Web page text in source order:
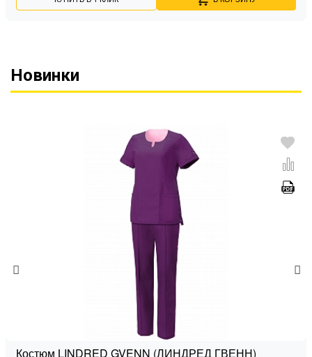
Новинки
Костюм LINDRED GVENN (ЛИНДРЕД ГВЕНН)